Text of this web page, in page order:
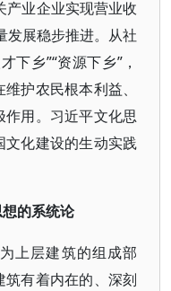
产业企业实现营业收
发展稳步推进。从社
下乡”“资源下乡”，
护农民根本利益、
用。习近平文化思
化建设的生动实践
的系统论
上层建筑的组成部
有着内在的、深刻